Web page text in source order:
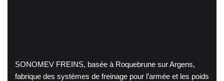
SONOMEV FREINS, basée à Roquebrune sur Argens,
fabrique des systèmes de freinage pour l’armée et les poids